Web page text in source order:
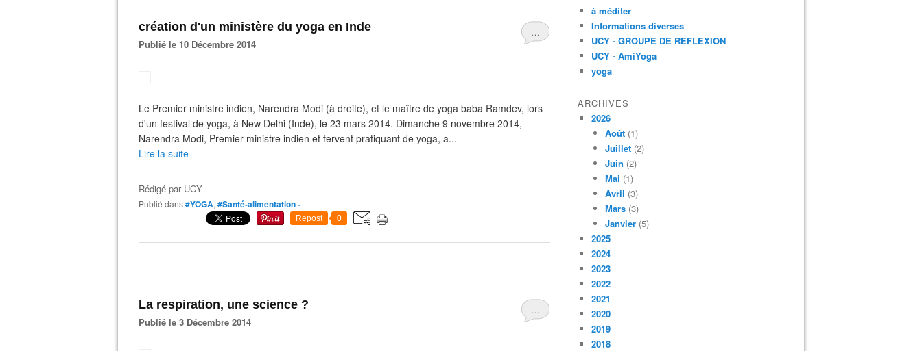
…
création d'un ministère du yoga en Inde
Publié le 10 Décembre 2014
Le Premier ministre indien, Narendra Modi (à droite), et le maître de yoga baba Ramdev, lors
d'un festival de yoga, à New Delhi (Inde), le 23 mars 2014. Dimanche 9 novembre 2014,
Narendra Modi, Premier ministre indien et fervent pratiquant de yoga, a...
Lire la suite
Rédigé par UCY
Publié dans#YOGA, #Santé-alimentation -
Repost 0
…
La respiration, une science ?
Publié le 3 Décembre 2014
à méditer
Informations diverses
UCY - GROUPE DE REFLEXION
UCY - AmiYoga
yoga
ARCHIVES
2026
Août (1)
Juillet (2)
Juin (2)
Mai (1)
Avril (3)
Mars (3)
Janvier (5)
2025
2024
2023
2022
2021
2020
2019
2018